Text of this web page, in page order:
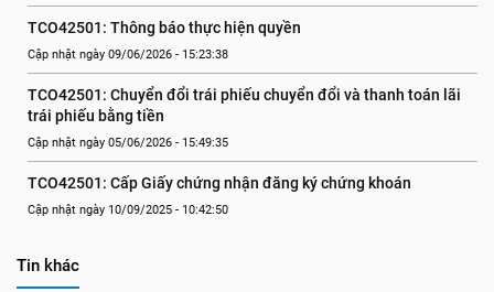
TCO42501: Thông báo thực hiện quyền
Cập nhật ngày 09/06/2026 - 15:23:38
TCO42501: Chuyển đổi trái phiếu chuyển đổi và thanh toán lãi
trái phiếu bằng tiền
Cập nhật ngày 05/06/2026 - 15:49:35
TCO42501: Cấp Giấy chứng nhận đăng ký chứng khoán
Cập nhật ngày 10/09/2025 - 10:42:50
Tin khác